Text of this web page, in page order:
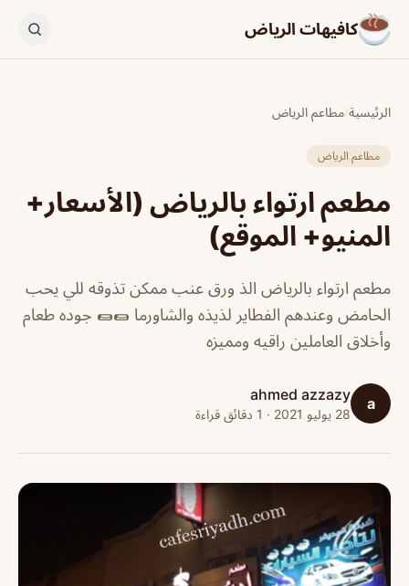
كافيهات الرياض
الرئيسية/مطاعم الرياض
مطاعم الرياض
مطعم ارتواء بالرياض (الأسعار+
المنيو+ الموقع)
مطعم ارتواء بالرياض الذ ورق عنب ممكن تذوقه للي يحب
الحامض وعندهم الفطاير لذيذه والشاورما 🌯🌯 جوده طعام
وأخلاق العاملين راقيه ومميزه
a
ahmed azzazy
28 يوليو 2021 · 1 دقائق قراءة